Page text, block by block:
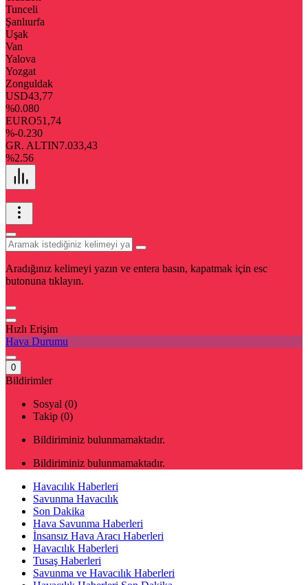
Tunceli
Şanlıurfa
Uşak
Van
Yalova
Yozgat
Zonguldak
USD43,77
%0.080
EURO51,74
%-0.230
GR. ALTIN7.033,43
%2.56
Aradığınız kelimeyi yazın ve entera basın, kapatmak için esc
butonuna tıklayın.
Hızlı Erişim
Hava Durumu
0
Bildirimler
Sosyal (0)
Takip (0)
Bildiriminiz bulunmamaktadır.
Bildiriminiz bulunmamaktadır.
Havacılık Haberleri
Savunma Havacılık
Son Dakika
Hava Savunma Haberleri
İnsansız Hava Aracı Haberleri
Havacılık Haberleri
Tusaş Haberleri
Savunma ve Havacılık Haberleri